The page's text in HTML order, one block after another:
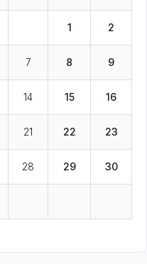
1 2
7 8 9
14 15 16
21 22 23
28 29 30